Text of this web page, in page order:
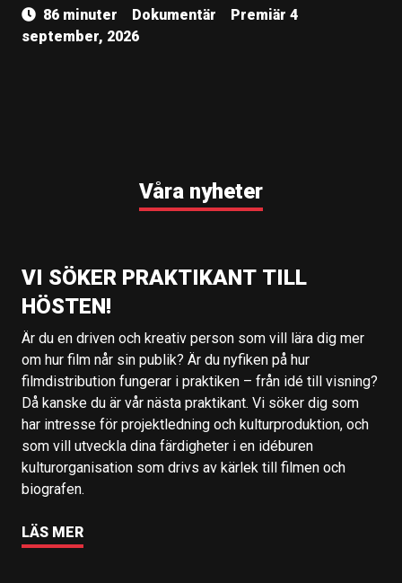
86 minuter Dokumentär
Premiär 4
september, 2026
Våra nyheter
VI SÖKER PRAKTIKANT TILL
HÖSTEN!
Är du en driven och kreativ person som vill lära dig mer
om hur film når sin publik? Är du nyfiken på hur
filmdistribution fungerar i praktiken – från idé till visning?
Då kanske du är vår nästa praktikant. Vi söker dig som
har intresse för projektledning och kulturproduktion, och
som vill utveckla dina färdigheter i en idéburen
kulturorganisation som drivs av kärlek till filmen och
biografen.
LÄS MER